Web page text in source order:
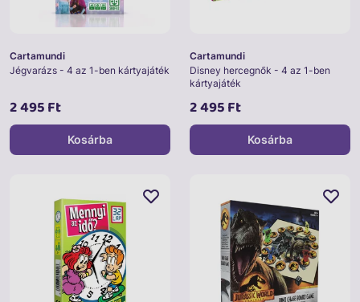
Cartamundi
Jégvarázs - 4 az 1-ben kártyajáték
2 495 Ft
Kosárba
Cartamundi
Disney hercegnők - 4 az 1-ben
kártyajáték
2 495 Ft
Kosárba